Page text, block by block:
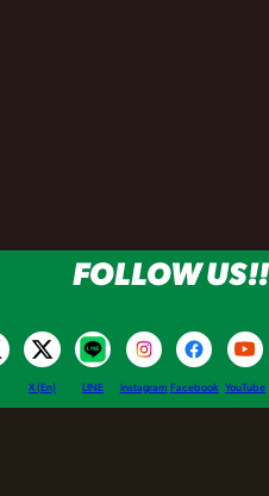
FOLLOW US!!
X (En) LINE Instagram Facebook YouTube